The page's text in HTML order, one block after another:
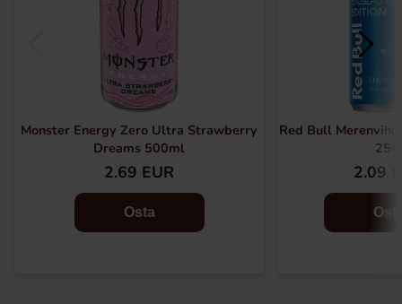
Monster Energy Zero Ultra Strawberry
Dreams 500ml
2.69 EUR
Osta
Red Bull
25cl
2.09